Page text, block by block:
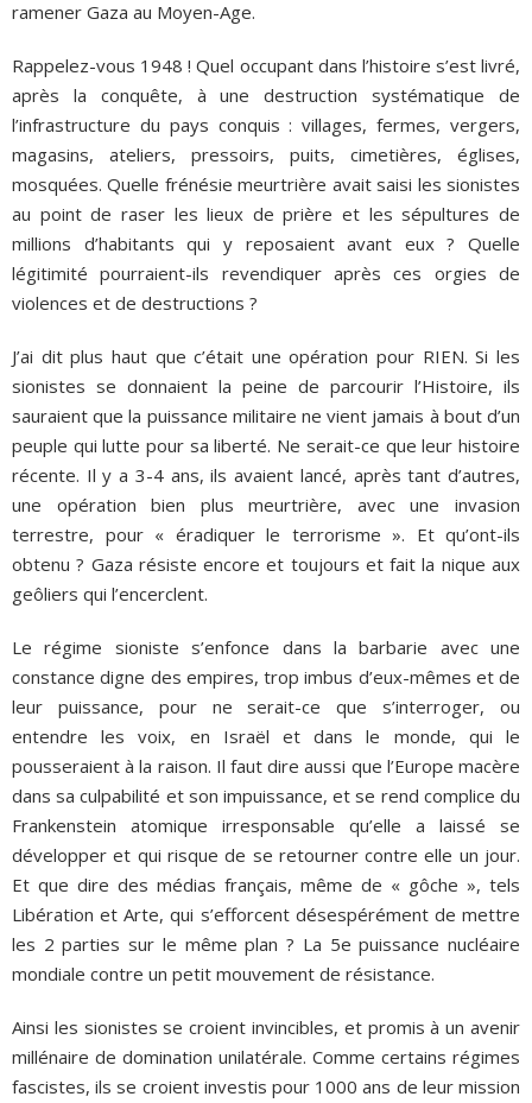
ramener Gaza au Moyen-Age.
Rappelez-vous 1948 ! Quel occupant dans l’histoire s’est livré,
après la conquête, à une destruction systématique de
l’infrastructure du pays conquis : villages, fermes, vergers,
magasins, ateliers, pressoirs, puits, cimetières, églises,
mosquées. Quelle frénésie meurtrière avait saisi les sionistes
au point de raser les lieux de prière et les sépultures de
millions d’habitants qui y reposaient avant eux ? Quelle
légitimité pourraient-ils revendiquer après ces orgies de
violences et de destructions ?
J’ai dit plus haut que c’était une opération pour RIEN. Si les
sionistes se donnaient la peine de parcourir l’Histoire, ils
sauraient que la puissance militaire ne vient jamais à bout d’un
peuple qui lutte pour sa liberté. Ne serait-ce que leur histoire
récente. Il y a 3-4 ans, ils avaient lancé, après tant d’autres,
une opération bien plus meurtrière, avec une invasion
terrestre, pour « éradiquer le terrorisme ». Et qu’ont-ils
obtenu ? Gaza résiste encore et toujours et fait la nique aux
geôliers qui l’encerclent.
Le régime sioniste s’enfonce dans la barbarie avec une
constance digne des empires, trop imbus d’eux-mêmes et de
leur puissance, pour ne serait-ce que s’interroger, ou
entendre les voix, en Israël et dans le monde, qui le
pousseraient à la raison. Il faut dire aussi que l’Europe macère
dans sa culpabilité et son impuissance, et se rend complice du
Frankenstein atomique irresponsable qu’elle a laissé se
développer et qui risque de se retourner contre elle un jour.
Et que dire des médias français, même de « gôche », tels
Libération et Arte, qui s’efforcent désespérément de mettre
les 2 parties sur le même plan ? La 5e puissance nucléaire
mondiale contre un petit mouvement de résistance.
Ainsi les sionistes se croient invincibles, et promis à un avenir
millénaire de domination unilatérale. Comme certains régimes
fascistes, ils se croient investis pour 1000 ans de leur mission